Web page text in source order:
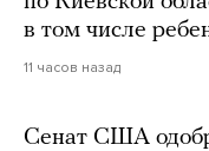
в том числе
11 часов назад
Сенат США